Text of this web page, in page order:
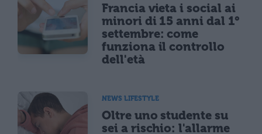
Francia vieta i social ai
minori di 15 anni dal 1°
settembre: come
funziona il controllo
dell'età
NEWS LIFESTYLE
Oltre uno studente su
sei a rischio: l'allarme